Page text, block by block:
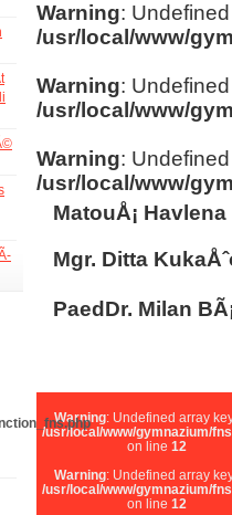
Warning:
/usr/local/www/
Warning:
/usr/local/www/
Warning:
/usr/local/www/
MatouÅ¡ Havlena
Mgr. Ditta
PaedDr. Milan
Warning: Undefined array
/usr/local/www/gymnazium/
on line 12
Warning: Undefined array
/usr/local/www/gymnazium/
on line 12